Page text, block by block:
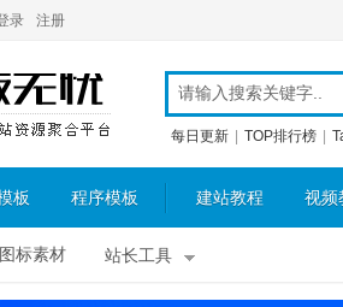
录 注册
每日更新 TOP排行榜
板 程序模板 建站教程 视频
标素材 站长工具